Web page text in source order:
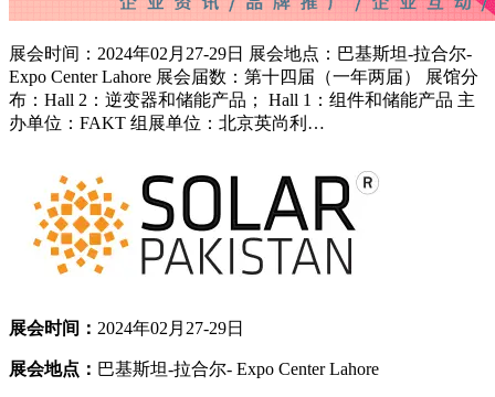
展会时间：2024年02月27-29日 展会地点：巴基斯坦-拉合尔-
Expo Center Lahore 展会届数：第十四届（一年两届） 展馆分
布：Hall 2：逆变器和储能产品； Hall 1：组件和储能产品 主
办单位：FAKT 组展单位：北京英尚利…
展会时间： 2024年02月27-29日
展会地点： 巴基斯坦-拉合尔- Expo Center Lahore